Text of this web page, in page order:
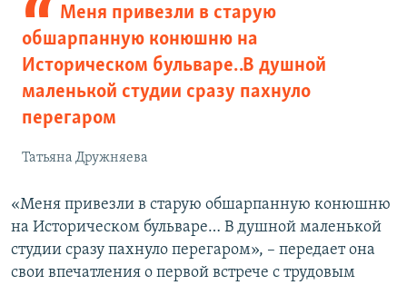
Меня привезли в старую
обшарпанную конюшню на
Историческом бульваре… В душной
маленькой студии сразу пахнуло
перегаром
Татьяна Дружняева
«Меня привезли в старую обшарпанную конюшню
на Историческом бульваре… В душной маленькой
студии сразу пахнуло перегаром», – передает она
свои впечатления о первой встрече с трудовым